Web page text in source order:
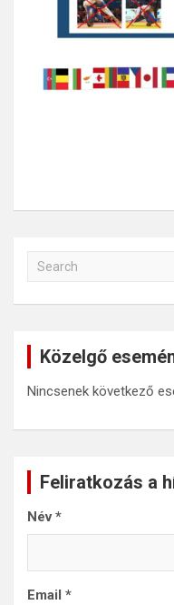
Közelgő
Nincsenek következő
Feliratkozás a
Név*
Email *